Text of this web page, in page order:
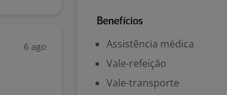
6 ago
Benefícios
Assistência médica
Vale-refeição
Vale-transporte